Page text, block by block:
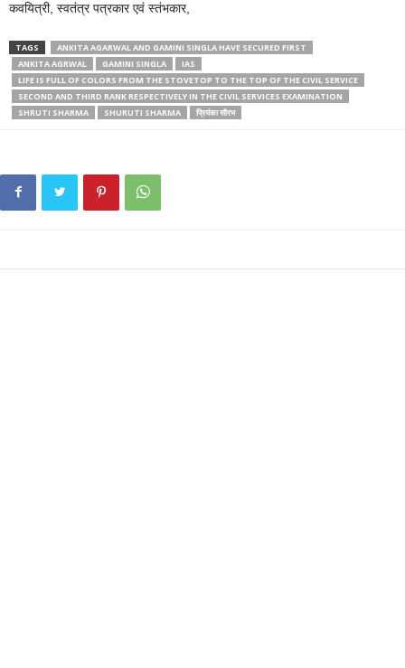
कवयित्री, स्वतंत्र पत्रकार एवं स्तंभकार,
TAGS
ANKITA AGARWAL AND GAMINI SINGLA HAVE SECURED FIRST
ANKITA AGRWAL
GAMINI SINGLA
IAS
LIFE IS FULL OF COLORS FROM THE STOVETOP TO THE TOP OF THE CIVIL SERVICE
SECOND AND THIRD RANK RESPECTIVELY IN THE CIVIL SERVICES EXAMINATION
SHRUTI SHARMA
SHURUTI SHARMA प्रियंका सौरभ